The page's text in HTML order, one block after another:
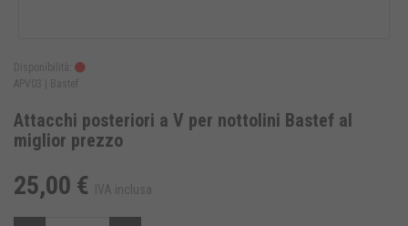
Disponibilità:
APV03 |
Bastef
Attacchi posteriori a V per nottolini Bastef al
miglior prezzo
25,00 € IVA inclusa